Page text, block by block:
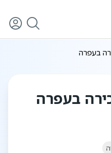
בעפרה
בעפרה